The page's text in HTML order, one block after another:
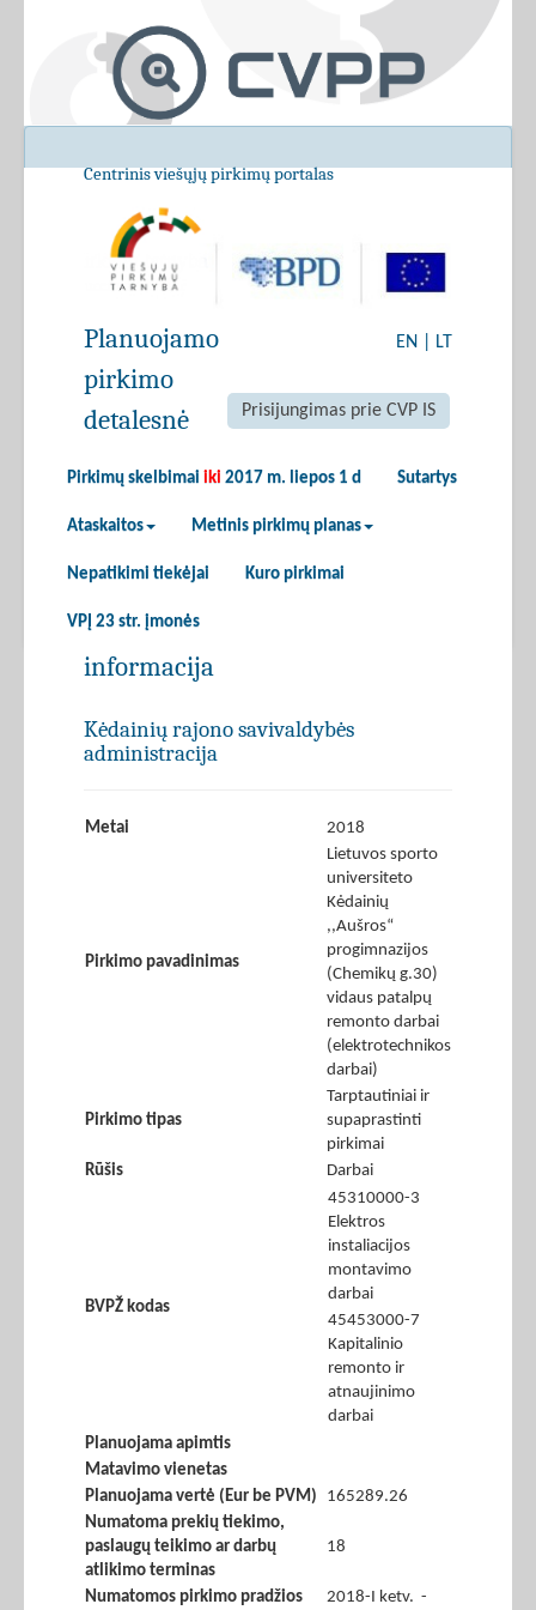
Centrinis viešųjų pirkimų portalas
EN LT
Prisijungimas prie CVP IS
Pirkimų skelbimai iki 2017 m. liepos 1 d Sutartys
Ataskaitos Metinis pirkimų planas
Nepatikimi tiekėjai Kuro pirkimai
VPĮ 23 str. įmonės
Planuojamo
pirkimo
detalesnė
informacija
Kėdainių rajono savivaldybės
administracija
Metai 2018
Pirkimo pavadinimas
Lietuvos sporto
universiteto
Kėdainių
,,Aušros“
progimnazijos
(Chemikų g.30)
vidaus patalpų
remonto darbai
(elektrotechnikos
darbai)
Pirkimo tipas
Tarptautiniai ir
supaprastinti
pirkimai
Rūšis
Darbai
BVPŽ kodas
45310000-3
Elektros
instaliacijos
montavimo
darbai
45453000-7
Kapitalinio
remonto ir
atnaujinimo
darbai
Planuojama apimtis
Matavimo vienetas
Planuojama vertė (Eur be PVM)
165289.26
Numatoma prekių tiekimo,
paslaugų teikimo ar darbų
atlikimo terminas
18
Numatomos pirkimo pradžios 2018-I ketv. -